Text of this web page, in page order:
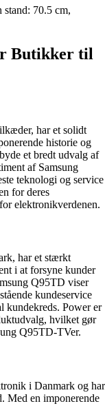
70.5 cm,
Butikker til
har et solidt
historie og
et bredt udvalg af
af Samsung
teknologi og service
for deres
elektronikverdenen.
har et stærkt
i at forsyne kunder
Q95TD viser
kundeservice
kundekreds. Power er
hvilket gør
Q95TD-TVer.
i Danmark og har
Med en imponerende